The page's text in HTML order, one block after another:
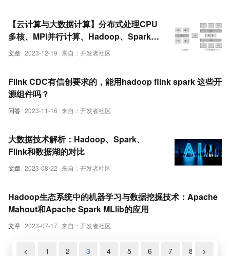
文章 2023-12-19 来自：开发者社区
【云计算与大数据计算】分布式处理CPU
多核、MPI并行计算、Hadoop、Spark的
简介（超详细）
问答 2023-11-16 来自：开发者社区
Flink CDC有信创要求的，能用hadoop flink spark 这些开
源组件吗？
文章 2023-08-22 来自：开发者社区
大数据技术解析：Hadoop、Spark、
Flink和数据湖的对比
文章 2023-07-17 来自：开发者社区
Hadoop生态系统中的机器学习与数据挖掘技术：Apache
Mahout和Apache Spark MLlib的应用
< 1 2 3 4 5 6 7 8 >